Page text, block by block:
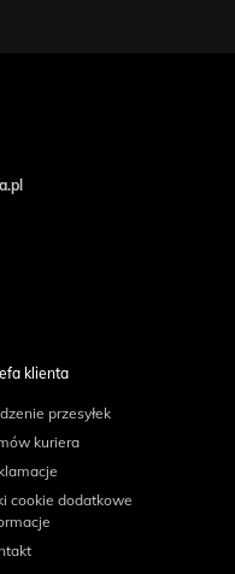
klienta
przesyłek
kuriera
cookie dodatkowe